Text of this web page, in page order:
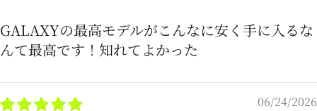
GALAXYの最高モデルがこんなに安く手に入るな
んて最高です！知れてよかった
06/24/2026